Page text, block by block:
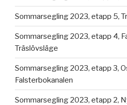
Sommarsegling 2023, etapp 5,
Sommarsegling 2023, etapp 4,
Träslövsläge
Sommarsegling 2023, etapp 3,
Falsterbokanalen
Sommarsegling 2023, etapp 2,